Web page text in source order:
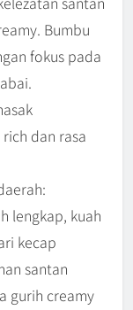
Bumbu
fokus pada
dan rasa
lengkap, kuah
kecap
santan
gurih creamy